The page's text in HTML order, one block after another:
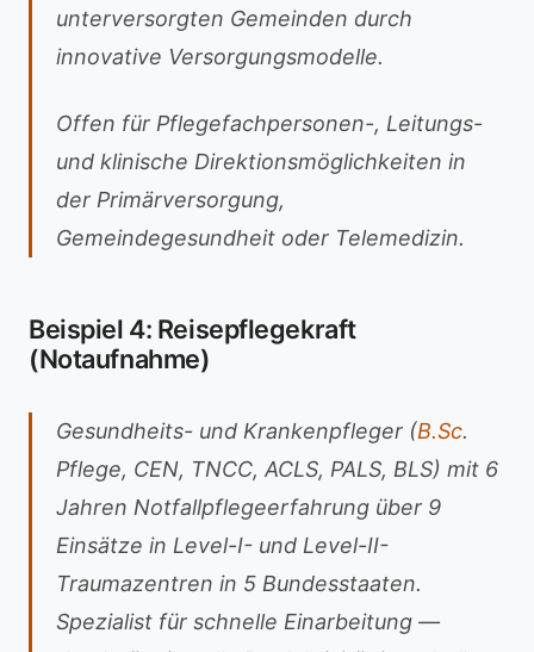
unterversorgten Gemeinden durch
innovative Versorgungsmodelle.
Offen für Pflegefachpersonen-, Leitungs-
und klinische Direktionsmöglichkeiten in
der Primärversorgung,
Gemeindegesundheit oder Telemedizin.
Beispiel 4: Reisepflegekraft
(Notaufnahme)
Gesundheits- und Krankenpfleger (B.Sc.
Pflege, CEN, TNCC, ACLS, PALS, BLS) mit 6
Jahren Notfallpflegeerfahrung über 9
Einsätze in Level-I- und Level-II-
Traumazentren in 5 Bundesstaaten.
Spezialist für schnelle Einarbeitung —